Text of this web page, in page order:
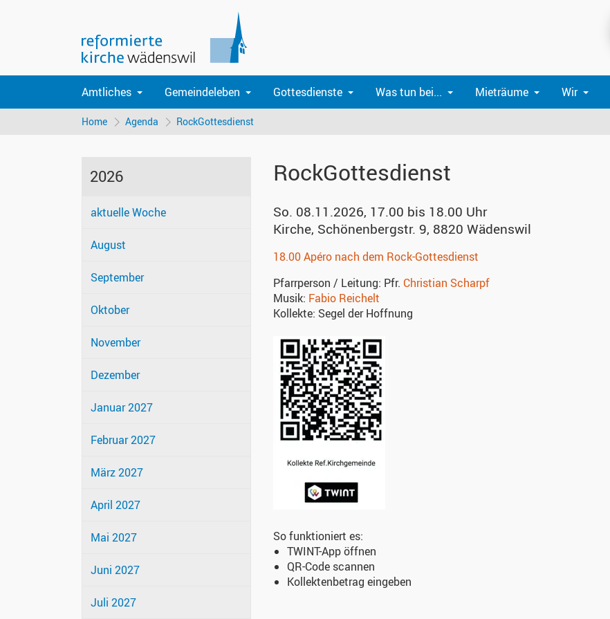
Amtliches Gemeindeleben Gottesdienste Was tun bei... Mieträume Wir
Home Agenda RockGottesdienst
2026
aktuelle Woche
August
September
Oktober
November
Dezember
Januar 2027
Februar 2027
März 2027
April 2027
Mai 2027
Juni 2027
Juli 2027
RockGottesdienst
So. 08.11.2026, 17.00 bis 18.00 Uhr
Kirche, Schönenbergstr. 9, 8820 Wädenswil
18.00 Apéro nach dem Rock-Gottesdienst
Pfarrperson / Leitung: Pfr. Christian Scharpf
Musik: Fabio Reichelt
Kollekte: Segel der Hoffnung
So funktioniert es:
TWINT-App öffnen
QR-Code scannen
Kollektenbetrag eingeben